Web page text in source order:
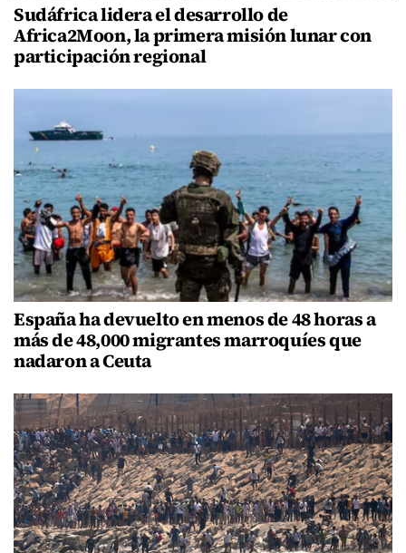
Sudáfrica lidera el desarrollo de
Africa2Moon, la primera misión lunar con
participación regional
España ha devuelto en menos de 48 horas a
más de 48,000 migrantes marroquíes que
nadaron a Ceuta